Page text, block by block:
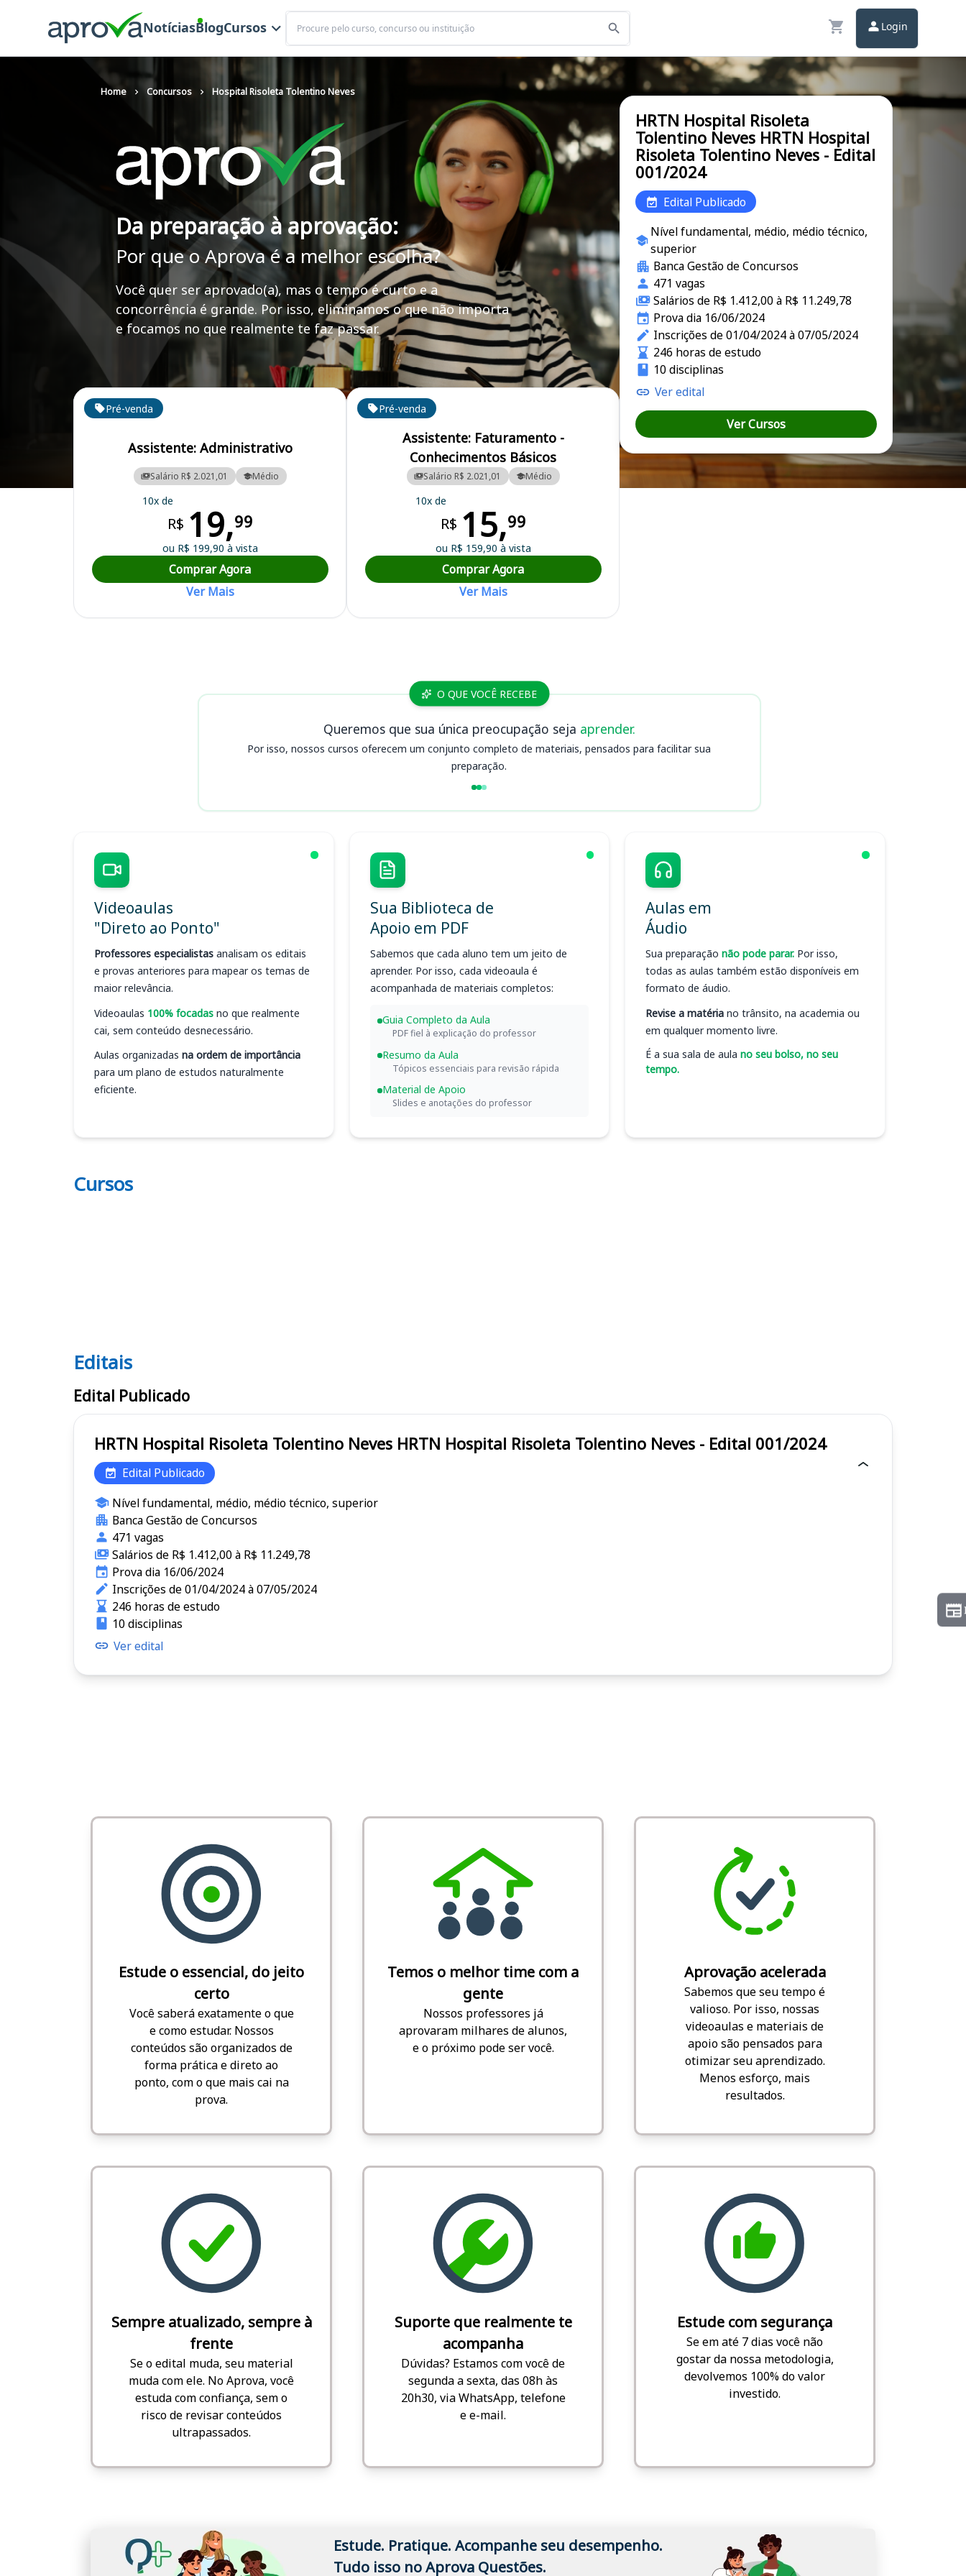
NotíciasBlogCursos
Buscar
Login
Home Concursos Hospital Risoleta Tolentino Neves
Da preparação à aprovação:
Por que o Aprova é a melhor escolha?
Você quer ser aprovado(a), mas o tempo é curto e a
concorrência é grande. Por isso, eliminamos o que não importa
e focamos no que realmente te faz passar.
Curso Preparatório para o Concurso HRTN - Hospital Risoleta Tolentino Neves
Cursos em destaque para passar no concurso HRTN
Pré-venda
Assistente: Administrativo
Salário R$ 2.021,01 Médio
10x de
R$ 19,99
ou R$ 199,90 à vista
Comprar Agora
Ver Mais
Pré-venda
Assistente: Faturamento -
Conhecimentos Básicos
Salário R$ 2.021,01 Médio
10x de
R$ 15,99
ou R$ 159,90 à vista
Comprar Agora
Ver Mais
HRTN Hospital Risoleta
Tolentino Neves HRTN Hospital
Risoleta Tolentino Neves - Edital
001/2024
Edital Publicado
Nível fundamental, médio, médio técnico,
superior
Banca Gestão de Concursos
471 vagas
Salários de R$ 1.412,00 à R$ 11.249,78
Prova dia 16/06/2024
Inscrições de 01/04/2024 à 07/05/2024
246 horas de estudo
10 disciplinas
Ver edital
Ver Cursos
O QUE VOCÊ RECEBE
Queremos que sua única preocupação seja aprender.
Por isso, nossos cursos oferecem um conjunto completo de materiais, pensados para facilitar sua
preparação.
Videoaulas
"Direto ao Ponto"
Professores especialistas analisam os editais
e provas anteriores para mapear os temas de
maior relevância.
Videoaulas 100% focadas no que realmente
cai, sem conteúdo desnecessário.
Aulas organizadas na ordem de importância
para um plano de estudos naturalmente
eficiente.
Sua Biblioteca de
Apoio em PDF
Sabemos que cada aluno tem um jeito de
aprender. Por isso, cada videoaula é
acompanhada de materiais completos:
Guia Completo da Aula
PDF fiel à explicação do professor
Resumo da Aula
Tópicos essenciais para revisão rápida
Material de Apoio
Slides e anotações do professor
Aulas em
Áudio
Sua preparação não pode parar. Por isso,
todas as aulas também estão disponíveis em
formato de áudio.
Revise a matéria no trânsito, na academia ou
em qualquer momento livre.
É a sua sala de aula no seu bolso, no seu
tempo.
Cursos
Editais HRTN
Editais
Edital Publicado
HRTN Hospital Risoleta Tolentino Neves HRTN Hospital Risoleta Tolentino Neves - Edital 001/2024
Edital Publicado
Nível fundamental, médio, médio técnico, superior
Banca Gestão de Concursos
471 vagas
Salários de R$ 1.412,00 à R$ 11.249,78
Prova dia 16/06/2024
Inscrições de 01/04/2024 à 07/05/2024
246 horas de estudo
10 disciplinas
Ver edital
Estude o essencial, do jeito
certo
Você saberá exatamente o que
e como estudar. Nossos
conteúdos são organizados de
forma prática e direto ao
ponto, com o que mais cai na
prova.
Temos o melhor time com a
gente
Nossos professores já
aprovaram milhares de alunos,
e o próximo pode ser você.
Aprovação acelerada
Sabemos que seu tempo é
valioso. Por isso, nossas
videoaulas e materiais de
apoio são pensados para
otimizar seu aprendizado.
Menos esforço, mais
resultados.
Sempre atualizado, sempre à
frente
Se o edital muda, seu material
muda com ele. No Aprova, você
estuda com confiança, sem o
risco de revisar conteúdos
ultrapassados.
Suporte que realmente te
acompanha
Dúvidas? Estamos com você de
segunda a sexta, das 08h às
20h30, via WhatsApp, telefone
e e-mail.
Estude com segurança
Se em até 7 dias você não
gostar da nossa metodologia,
devolvemos 100% do valor
investido.
Estude. Pratique. Acompanhe seu desempenho.
Tudo isso no Aprova Questões.